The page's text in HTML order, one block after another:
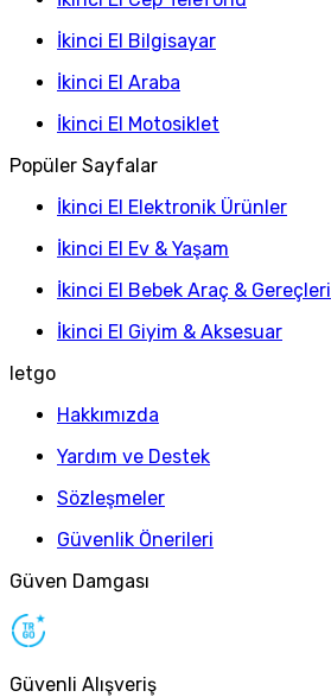
İkinci El Bilgisayar
İkinci El Araba
İkinci El Motosiklet
Popüler Sayfalar
İkinci El Elektronik Ürünler
İkinci El Ev & Yaşam
İkinci El Bebek Araç & Gereçleri
İkinci El Giyim & Aksesuar
letgo
Hakkımızda
Yardım ve Destek
Sözleşmeler
Güvenlik Önerileri
Güven Damgası
Güvenli Alışveriş